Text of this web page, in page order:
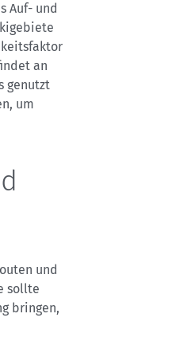
Auf- und
an
genutzt
um
und
sollte
bringen,